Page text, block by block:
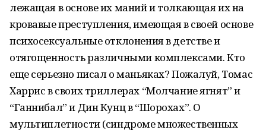
лежащая в основе их маний и толкающая их на
кровавые преступления, имеющая в своей основе
психосексуальные отклонения в детстве и
отягощенность различными комплексами. Кто
еще серьезно писал о маньяках? Пожалуй, Томас
Харрис в своих триллерах “Молчание ягнят” и
“Ганнибал” и Дин Кунц в “Шорохах”. О
мультиплетности (синдроме множественных